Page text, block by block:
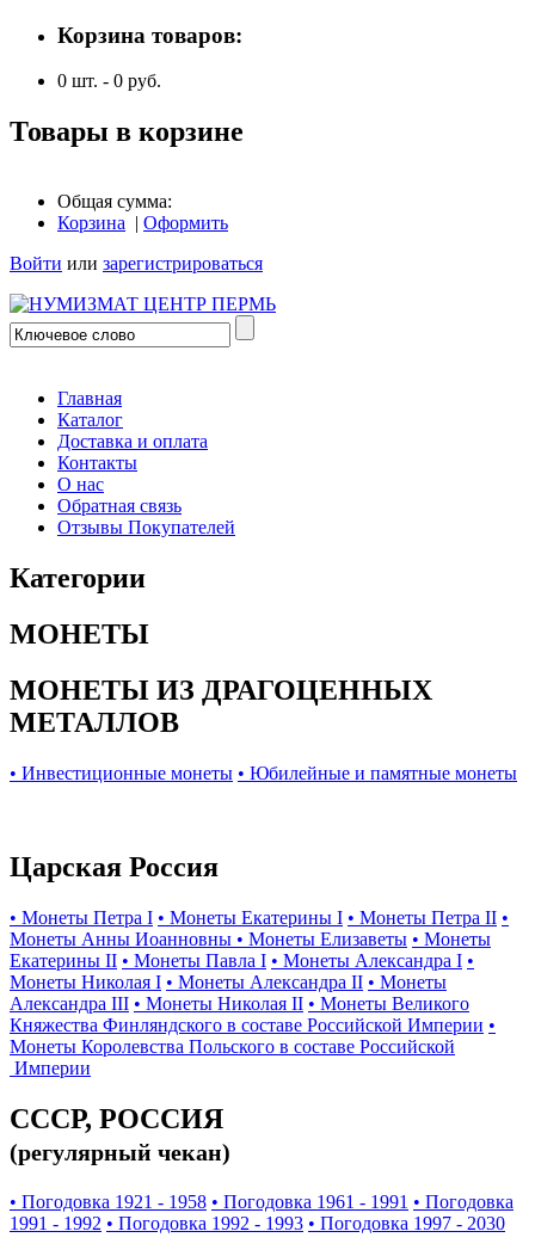
Корзина товаров:
0 шт. - 0 руб.
Товары в корзине
Общая сумма:
Корзина | Оформить
Войти или зарегистрироваться
Главная
Каталог
Доставка и оплата
Контакты
О нас
Обратная связь
Отзывы Покупателей
Категории
МОНЕТЫ
МОНЕТЫ ИЗ ДРАГОЦЕННЫХ
МЕТАЛЛОВ
• Инвестиционные монеты • Юбилейные и памятные монеты
Царская Россия
• Монеты Петра I • Монеты Екатерины I • Монеты Петра II •
Монеты Анны Иоанновны • Монеты Елизаветы • Монеты
Екатерины II • Монеты Павла I • Монеты Александра I •
Монеты Николая I • Монеты Александра II • Монеты
Александра III • Монеты Николая II • Монеты Великого
Княжества Финляндского в составе Российской Империи •
Монеты Королевства Польского в составе Российской
Империи
СССР, РОССИЯ
(регулярный чекан)
• Погодовка 1921 - 1958 • Погодовка 1961 - 1991 • Погодовка
1991 - 1992 • Погодовка 1992 - 1993 • Погодовка 1997 - 2030